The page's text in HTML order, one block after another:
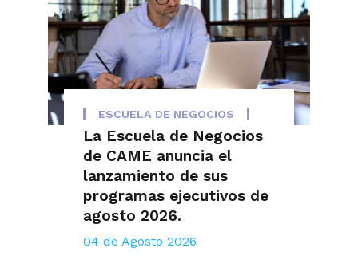
ESCUELA DE NEGOCIOS
La Escuela de Negocios
de CAME anuncia el
lanzamiento de sus
programas ejecutivos de
agosto 2026.
04 de Agosto 2026